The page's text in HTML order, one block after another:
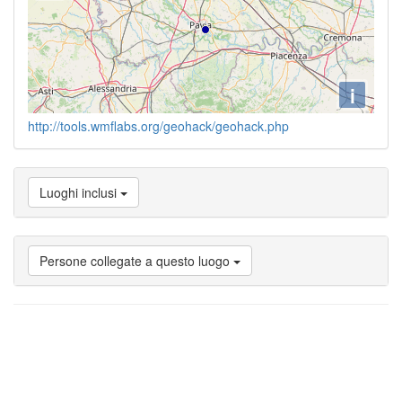
i
http://tools.wmflabs.org/geohack/geohack.php
Luoghi inclusi
Persone collegate a questo luogo